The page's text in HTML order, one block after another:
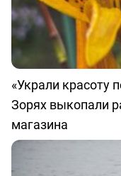
«Украли красоту
Зорях выкопали
магазина